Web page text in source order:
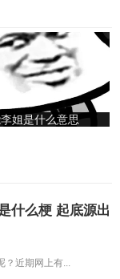
姐是什么意思
什么梗 起底源出
？近期网上有...